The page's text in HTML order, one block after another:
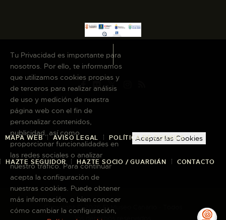
MAPA WEB AVISO LEGAL POLÍTICA DE COOKIES
HAZTE SEGUIDOR HAZTE SOCIO / GUARDIÁN CONTACTO
Copyright © 2026 El Museo Canario · Todos
los derechos reservados
Tu Privacidad es importante para
nosotros. Por ello, te informamos
que utilizamos cookies propias y
de terceros para realizar análisis
de uso y medición de nuestra
página web con el fin de
personalizar contenidos,
publicidad, así como
proporcionar funcionalidades en
las redes sociales o analizar
nuestro tráfico. Para continuar
acepta la configuración de
nuestras cookies. Puede obtener
más información, o bien conocer
cómo cambiar la configuración,
Aceptar las Cookies